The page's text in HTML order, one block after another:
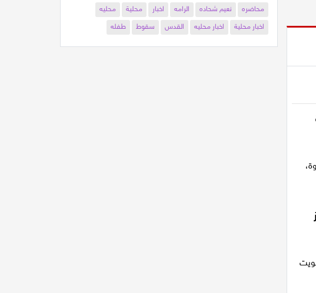
محاضره
نعيم شحاده الرامه اخبار محلية
محليه
اخبار محلية
اخبار محليه القدس سقوط طفله